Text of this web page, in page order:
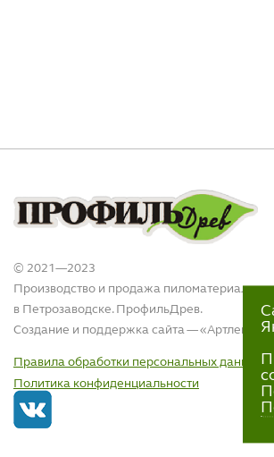
© 2021—2023
Производство и продажа пиломатериалов
в Петрозаводске. ПрофильДрев.
Создание и поддержка сайта — «Артлекс
Правила обработки персональных данных
Политика конфиденциальности